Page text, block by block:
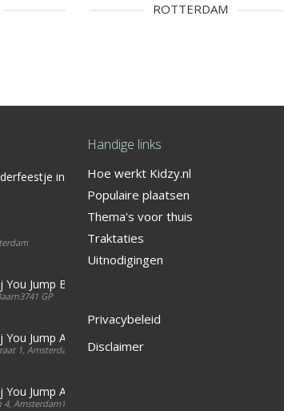
ROTTERDAM
in Haarlem? Vier het bij Street Jump!
Jump Baarn
GP
Jump Amsterdam Oost
1, Amsterdam1096 BD
Jump Amsterdam
Amsterdam1035 NB
Handige links
Hoe werkt Kidzy.nl
Populaire plaatsen
Thema's voor thuis
Traktaties
Uitnodigingen
Privacybeleid
Disclaimer